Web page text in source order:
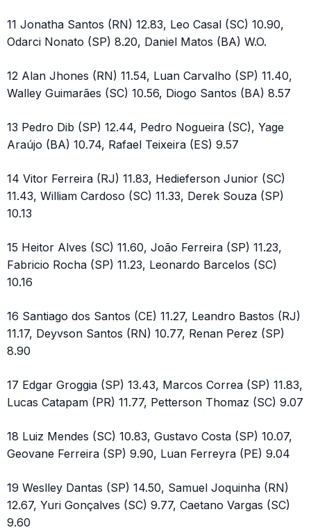
11 Jonatha Santos (RN) 12.83, Leo Casal (SC) 10.90,
Odarci Nonato (SP) 8.20, Daniel Matos (BA) W.O.
12 Alan Jhones (RN) 11.54, Luan Carvalho (SP) 11.40,
Walley Guimarães (SC) 10.56, Diogo Santos (BA) 8.57
13 Pedro Dib (SP) 12.44, Pedro Nogueira (SC), Yage
Araújo (BA) 10.74, Rafael Teixeira (ES) 9.57
14 Vitor Ferreira (RJ) 11.83, Hedieferson Junior (SC)
11.43, William Cardoso (SC) 11.33, Derek Souza (SP)
10.13
15 Heitor Alves (SC) 11.60, João Ferreira (SP) 11.23,
Fabricio Rocha (SP) 11.23, Leonardo Barcelos (SC)
10.16
16 Santiago dos Santos (CE) 11.27, Leandro Bastos (RJ)
11.17, Deyvson Santos (RN) 10.77, Renan Perez (SP)
8.90
17 Edgar Groggia (SP) 13.43, Marcos Correa (SP) 11.83,
Lucas Catapam (PR) 11.77, Petterson Thomaz (SC) 9.07
18 Luiz Mendes (SC) 10.83, Gustavo Costa (SP) 10.07,
Geovane Ferreira (SP) 9.90, Luan Ferreyra (PE) 9.04
19 Weslley Dantas (SP) 14.50, Samuel Joquinha (RN)
12.67, Yuri Gonçalves (SC) 9.77, Caetano Vargas (SC)
9.60